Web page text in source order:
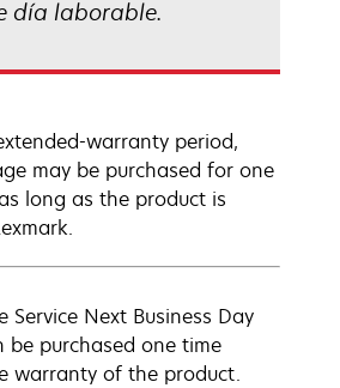
día laborable.
warranty period,
may be purchased for one
long as the product is
Service Next Business Day
be purchased one time
warranty of the product.